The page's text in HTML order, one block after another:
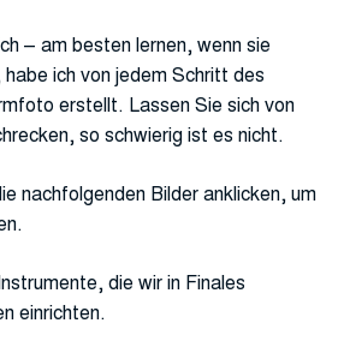
– am besten lernen, wenn sie
ich von jedem Schritt des
erstellt. Lassen Sie sich von
so schwierig ist es nicht.
nachfolgenden Bilder anklicken, um
die wir in Finales
einrichten.